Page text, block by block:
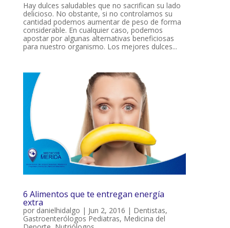
Hay dulces saludables que no sacrifican su lado
delicioso. No obstante, si no controlamos su
cantidad podemos aumentar de peso de forma
considerable. En cualquier caso, podemos
apostar por algunas alternativas beneficiosas
para nuestro organismo. Los mejores dulces...
6 Alimentos que te entregan energía
extra
por danielhidalgo | Jun 2, 2016 | Dentistas,
Gastroenterólogos Pediatras, Medicina del